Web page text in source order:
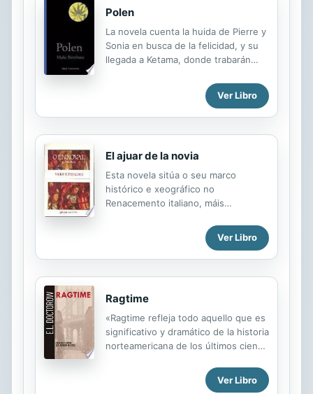
Polen
La novela cuenta la huida de Pierre y
Sonia en busca de la felicidad, y su
llegada a Ketama, donde trabarán
habitantes, pero también con la
corrupción y la injusticia de los
poderosos. Una emocionada
amargo y desesperado al amor, cuyo
destino es la locura.
Ver Libro
El ajuar de la novia
Esta novela sitúa o seu marco
histórico e xeográfico no
Renacemento italiano, máis
pontificado de Alexandre VII, o Papa
Borgia. A furia, a vaidade dos homes,
a ambición e o disparate teñen
Ver Libro
Ragtime
«Ragtime refleja todo aquello que es
significativo y dramático de la historia
norteamericana de los últimos cien
sentada, como el más convencional
de los entretenimientos.» The New
Ver Libro